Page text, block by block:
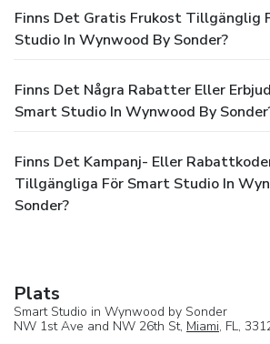
Finns Det Gratis Frukost Tillgänglig
Studio In Wynwood By Sonder?
Finns Det Några Rabatter Eller
Smart Studio In Wynwood By
Finns Det Kampanj- Eller
Tillgängliga För Smart Studio In
Sonder?
Plats
Smart Studio in Wynwood by Sonder
NW 1st Ave and NW 26th St, Miami, FL,